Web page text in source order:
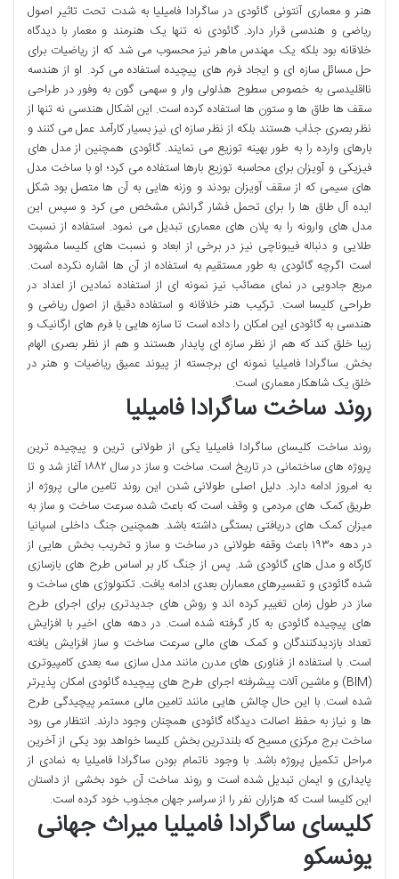
هنر و معماری آنتونی گائودی در ساگرادا فامیلیا به شدت تحت تاثیر اصول
ریاضی و هندسی قرار دارد. گائودی نه تنها یک هنرمند و معمار با دیدگاه
خلاقانه بود بلکه یک مهندس ماهر نیز محسوب می شد که از ریاضیات برای
حل مسائل سازه ای و ایجاد فرم های پیچیده استفاده می کرد. او از هندسه
نااقلیدسی به خصوص سطوح هذلولی وار و سهمی گون به وفور در طراحی
سقف ها طاق ها و ستون ها استفاده کرده است. این اشکال هندسی نه تنها از
نظر بصری جذاب هستند بلکه از نظر سازه ای نیز بسیار کارآمد عمل می کنند و
بارهای وارده را به طور بهینه توزیع می نمایند. گائودی همچنین از مدل های
فیزیکی و آویزان برای محاسبه توزیع بارها استفاده می کرد؛ او با ساخت مدل
های سیمی که از سقف آویزان بودند و وزنه هایی به آن ها متصل بود شکل
ایده آل طاق ها را برای تحمل فشار گرانش مشخص می کرد و سپس این
مدل های وارونه را به پلان های معماری تبدیل می نمود. استفاده از نسبت
طلایی و دنباله فیبوناچی نیز در برخی از ابعاد و نسبت های کلیسا مشهود
است اگرچه گائودی به طور مستقیم به استفاده از آن ها اشاره نکرده است.
مربع جادویی در نمای مصائب نیز نمونه ای از استفاده نمادین از اعداد در
طراحی کلیسا است. ترکیب هنر خلاقانه و استفاده دقیق از اصول ریاضی و
هندسی به گائودی این امکان را داده است تا سازه هایی با فرم های ارگانیک و
زیبا خلق کند که هم از نظر سازه ای پایدار هستند و هم از نظر بصری الهام
بخش. ساگرادا فامیلیا نمونه ای برجسته از پیوند عمیق ریاضیات و هنر در
خلق یک شاهکار معماری است.
روند ساخت ساگرادا فامیلیا
روند ساخت کلیسای ساگرادا فامیلیا یکی از طولانی ترین و پیچیده ترین
پروژه های ساختمانی در تاریخ است. ساخت و ساز در سال ۱۸۸۲ آغاز شد و تا
به امروز ادامه دارد. دلیل اصلی طولانی شدن این روند تامین مالی پروژه از
طریق کمک های مردمی و وقف است که باعث شده سرعت ساخت و ساز به
میزان کمک های دریافتی بستگی داشته باشد. همچنین جنگ داخلی اسپانیا
در دهه ۱۹۳۰ باعث وقفه طولانی در ساخت و ساز و تخریب بخش هایی از
کارگاه و مدل های گائودی شد. پس از جنگ کار بر اساس طرح های بازسازی
شده گائودی و تفسیرهای معماران بعدی ادامه یافت. تکنولوژی های ساخت و
ساز در طول زمان تغییر کرده اند و روش های جدیدتری برای اجرای طرح
های پیچیده گائودی به کار گرفته شده است. در دهه های اخیر با افزایش
تعداد بازدیدکنندگان و کمک های مالی سرعت ساخت و ساز افزایش یافته
است. با استفاده از فناوری های مدرن مانند مدل سازی سه بعدی کامپیوتری
(BIM) و ماشین آلات پیشرفته اجرای طرح های پیچیده گائودی امکان پذیرتر
شده است. با این حال چالش هایی مانند تامین مالی مستمر پیچیدگی طرح
ها و نیاز به حفظ اصالت دیدگاه گائودی همچنان وجود دارند. انتظار می رود
ساخت برج مرکزی مسیح که بلندترین بخش کلیسا خواهد بود یکی از آخرین
مراحل تکمیل پروژه باشد. با وجود ناتمام بودن ساگرادا فامیلیا به نمادی از
پایداری و ایمان تبدیل شده است و روند ساخت آن خود بخشی از داستان
این کلیسا است که هزاران نفر را از سراسر جهان مجذوب خود کرده است.
کلیسای ساگرادا فامیلیا میراث جهانی
یونسکو